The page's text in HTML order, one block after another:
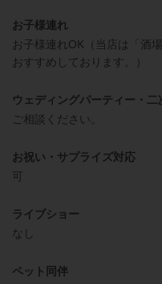
お子様連れ
お子様連れOK（当店は「酒
おすすめしております。）
ウェディングパーティー・二
ご相談ください。
お祝い・サプライズ対応
可
ライブショー
なし
ペット同伴